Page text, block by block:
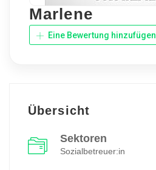
Marlene
Eine Bewertung hinzufügen
Übersicht
Sektoren
Sozialbetreuer:in